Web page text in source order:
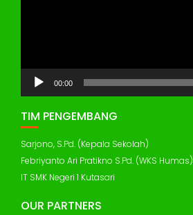
00:00
TIM PENGEMBANG
Sarjono, S.Pd. (Kepala Sekolah)
Febriyanto Ari Pratikno S.Pd. (WKS Humas)
IT SMK Negeri 1 Kutasari
OUR PARTNERS